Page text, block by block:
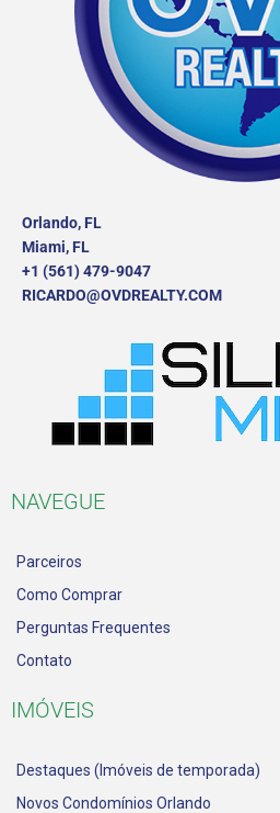
Orlando, FL
Miami, FL
+1 (561) 479-9047
RICARDO@OVDREALTY.COM
NAVEGUE
Parceiros
Como Comprar
Perguntas Frequentes
Contato
IMÓVEIS
Destaques (Imóveis de temporada)
Novos Condomínios Orlando